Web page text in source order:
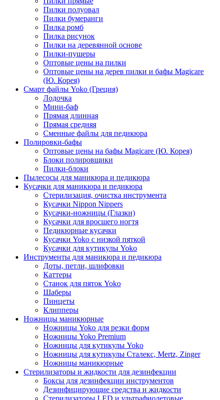
Пилки полуовал
Пилки бумеранги
Пилка ромб
Пилка рисунок
Пилки на деревянной основе
Пилки-пушеры
Оптовые цены на пилки
Оптовые цены на дерев пилки и бафы Magicare
(Ю. Корея)
Смарт файлы Yoko (Греция)
Лодочка
Мини-баф
Прямая длинная
Прямая средняя
Сменные файлы для педикюра
Полировки-бафы
Оптовые цены на бафы Magicare (Ю. Корея)
Блоки полировщики
Пилки-блоки
Пылесосы для маникюра и педикюра
Кусачки для маникюра и педикюра
Стерилизация, очистка инструмента
Кусачки Nippon Nippers
Кусачки-ножницы (Глазки)
Кусачки для вросшего ногтя
Педикюрные кусачки
Кусачки Yoko с низкой пяткой
Кусачки для кутикулы Yoko
Инструменты для маникюра и педикюра
Доты, петли, шлифовки
Каттеры
Станок для пяток Yoko
Шаберы
Пинцеты
Клипперы
Ножницы маникюрные
Ножницы Yoko для резки форм
Ножницы Yoko Premium
Ножницы для кутикулы Yoko
Ножницы для кутикулы Сталекс, Mertz, Zinger
Ножницы маникюрные
Стерилизаторы и жидкости для дезинфекции
Боксы для дезинфекции инструментов
Дезинфицирующие средства и жидкости
Стерилизаторы LED и ультрафиолетовые